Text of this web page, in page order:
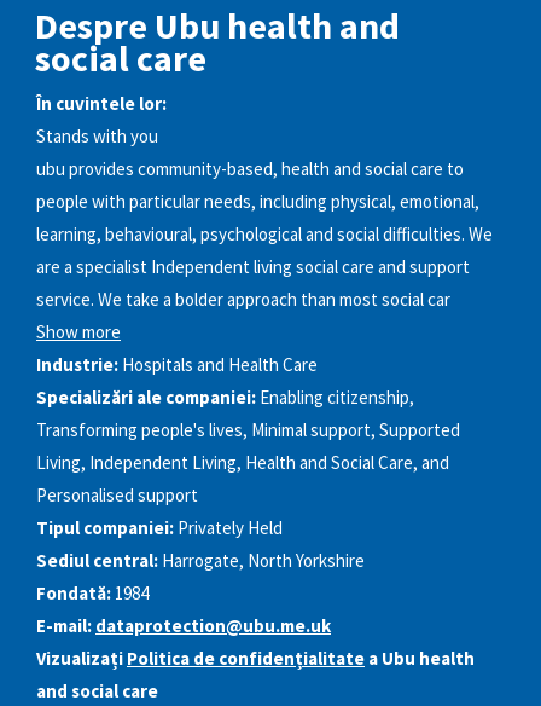
Despre Ubu health and
social care
În cuvintele lor:
Stands with you
ubu provides community-based, health and social care to
people with particular needs, including physical, emotional,
learning, behavioural, psychological and social difficulties. We
are a specialist Independent living social care and support
service. We take a bolder approach than most social car
Show more
Industrie: Hospitals and Health Care
Specializări ale companiei: Enabling citizenship,
Transforming people's lives, Minimal support, Supported
Living, Independent Living, Health and Social Care, and
Personalised support
Tipul companiei: Privately Held
Sediul central: Harrogate, North Yorkshire
Fondată: 1984
E-mail: dataprotection@ubu.me.uk
Vizualizați Politica de confidențialitate a Ubu health
and social care